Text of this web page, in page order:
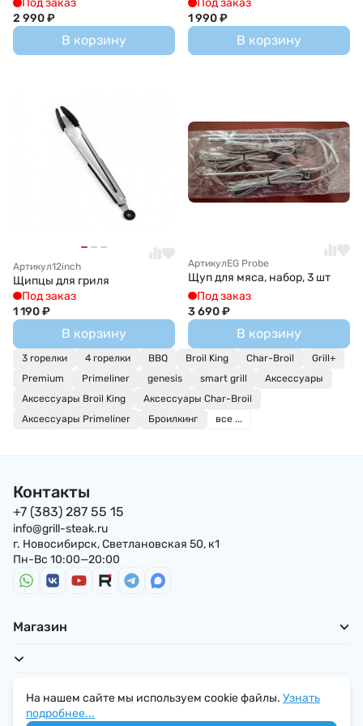
Под заказ
2 990₽
В корзину
Под заказ
1 990₽
В корзину
Артикул12inch
Щипцы для гриля
Под заказ
1 190₽
В корзину
АртикулEG Probe
Щуп для мяса, набор, 3 шт
Под заказ
3 690₽
В корзину
3 горелки 4 горелки BBQ Broil King Char-Broil
Grill+
Premium
Primeliner genesis smart grill
Аксессуары
Аксессуары Broil King
Аксессуары Char-Broil
Аксессуары Primeliner
Броилкинг все ...
Контакты
+7 (383) 287 55 15
info@grill-steak.ru
г. Новосибирск, Светлановская 50, к1
Пн-Вс 10:00—20:00
Магазин
Для покупателей
На нашем сайте мы используем cookie файлы. Узнать
подробнее...